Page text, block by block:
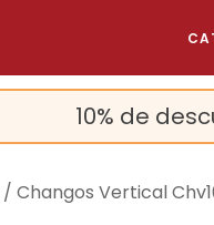
10% de
/ Changos Vertical